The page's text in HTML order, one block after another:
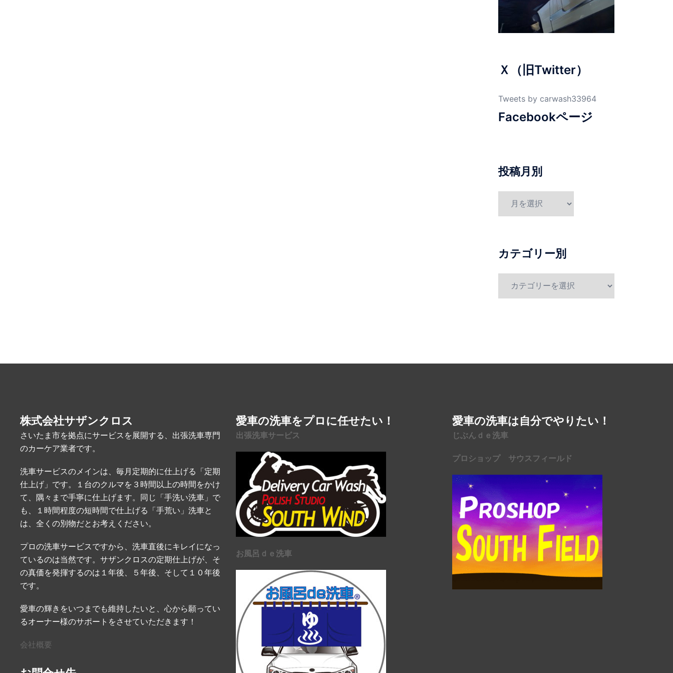
Ｘ（旧Twitter）
Tweets by carwash33964
Facebookページ
投稿月別
カテゴリー別
株式会社サザンクロス
さいたま市を拠点にサービスを展開する、出張洗車専門
のカーケア業者です。
洗車サービスのメインは、毎月定期的に仕上げる「定期
仕上げ」です。１台のクルマを３時間以上の時間をかけ
て、隅々まで手寧に仕上げます。同じ「手洗い洗車」で
も、１時間程度の短時間で仕上げる「手荒い」洗車と
は、全くの別物だとお考えください。
プロの洗車サービスですから、洗車直後にキレイになっ
ているのは当然です。サザンクロスの定期仕上げが、そ
の真価を発揮するのは１年後、５年後、そして１０年後
です。
愛車の輝きをいつまでも維持したいと、心から願ってい
るオーナー様のサポートをさせていただきます！
会社概要
愛車の洗車をプロに任せたい！
出張洗車サービス
お風呂ｄｅ洗車
愛車の洗車は自分でやりたい！
じぶんｄｅ洗車
プロショップ サウスフィールド